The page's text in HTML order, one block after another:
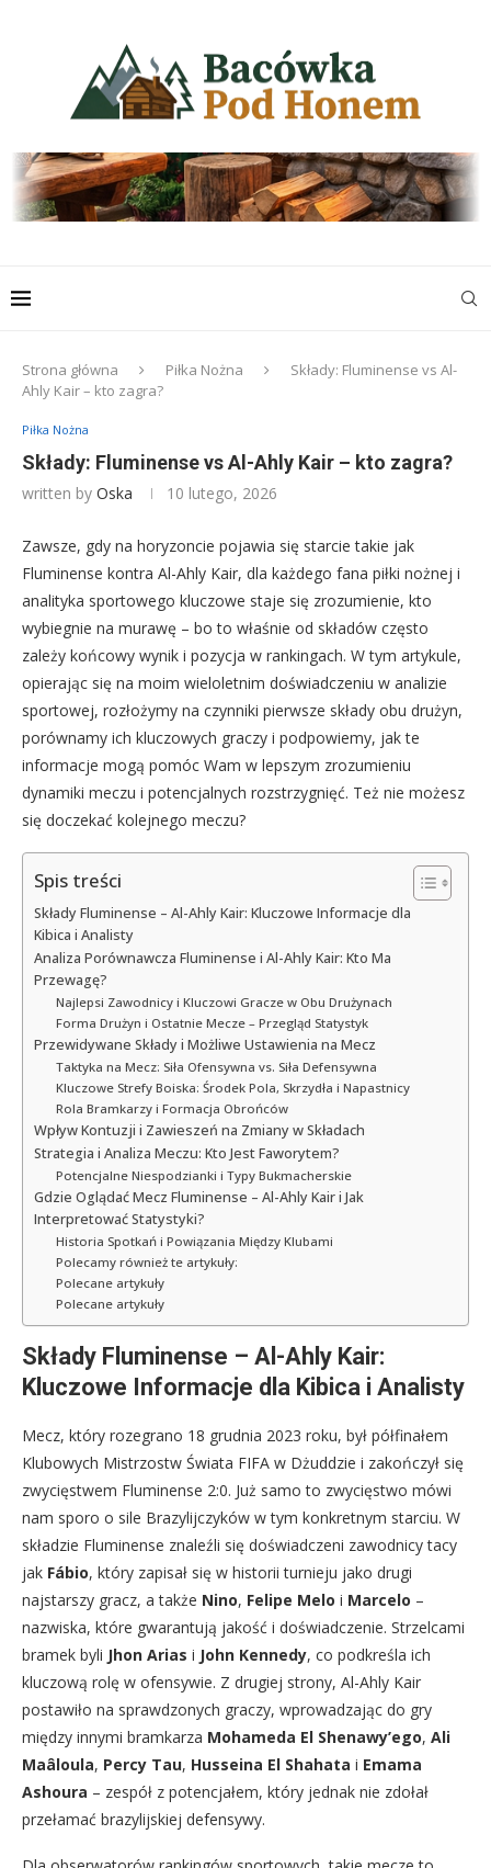
Strona główna Piłka Nożna
Składy: Fluminense vs Al-
Ahly Kair – kto zagra?
Piłka Nożna
Składy: Fluminense vs Al-Ahly Kair – kto zagra?
written by Oska 10 lutego, 2026
Zawsze, gdy na horyzoncie pojawia się starcie takie jak
Fluminense kontra Al-Ahly Kair, dla każdego fana piłki nożnej i
analityka sportowego kluczowe staje się zrozumienie, kto
wybiegnie na murawę – bo to właśnie od składów często
zależy końcowy wynik i pozycja w rankingach. W tym artykule,
opierając się na moim wieloletnim doświadczeniu w analizie
sportowej, rozłożymy na czynniki pierwsze składy obu drużyn,
porównamy ich kluczowych graczy i podpowiemy, jak te
informacje mogą pomóc Wam w lepszym zrozumieniu
dynamiki meczu i potencjalnych rozstrzygnięć. Też nie możesz
się doczekać kolejnego meczu?
Spis treści
Składy Fluminense – Al-Ahly Kair: Kluczowe Informacje dla
Kibica i Analisty
Analiza Porównawcza Fluminense i Al-Ahly Kair: Kto Ma
Przewagę?
Najlepsi Zawodnicy i Kluczowi Gracze w Obu Drużynach
Forma Drużyn i Ostatnie Mecze – Przegląd Statystyk
Przewidywane Składy i Możliwe Ustawienia na Mecz
Taktyka na Mecz: Siła Ofensywna vs. Siła Defensywna
Kluczowe Strefy Boiska: Środek Pola, Skrzydła i Napastnicy
Rola Bramkarzy i Formacja Obrońców
Wpływ Kontuzji i Zawieszeń na Zmiany w Składach
Strategia i Analiza Meczu: Kto Jest Faworytem?
Potencjalne Niespodzianki i Typy Bukmacherskie
Gdzie Oglądać Mecz Fluminense – Al-Ahly Kair i Jak
Interpretować Statystyki?
Historia Spotkań i Powiązania Między Klubami
Polecamy również te artykuły:
Polecane artykuły
Polecane artykuły
Składy Fluminense – Al-Ahly Kair:
Kluczowe Informacje dla Kibica i Analisty
Mecz, który rozegrano 18 grudnia 2023 roku, był półfinałem
Klubowych Mistrzostw Świata FIFA w Dżuddzie i zakończył się
zwycięstwem Fluminense 2:0. Już samo to zwycięstwo mówi
nam sporo o sile Brazylijczyków w tym konkretnym starciu. W
składzie Fluminense znaleźli się doświadczeni zawodnicy tacy
jak Fábio, który zapisał się w historii turnieju jako drugi
najstarszy gracz, a także Nino, Felipe Melo i Marcelo –
nazwiska, które gwarantują jakość i doświadczenie. Strzelcami
bramek byli Jhon Arias i John Kennedy, co podkreśla ich
kluczową rolę w ofensywie. Z drugiej strony, Al-Ahly Kair
postawiło na sprawdzonych graczy, wprowadzając do gry
między innymi bramkarza Mohameda El Shenawy’ego, Ali
Maâloula, Percy Tau, Husseina El Shahata i Emama
Ashoura – zespół z potencjałem, który jednak nie zdołał
przełamać brazylijskiej defensywy.